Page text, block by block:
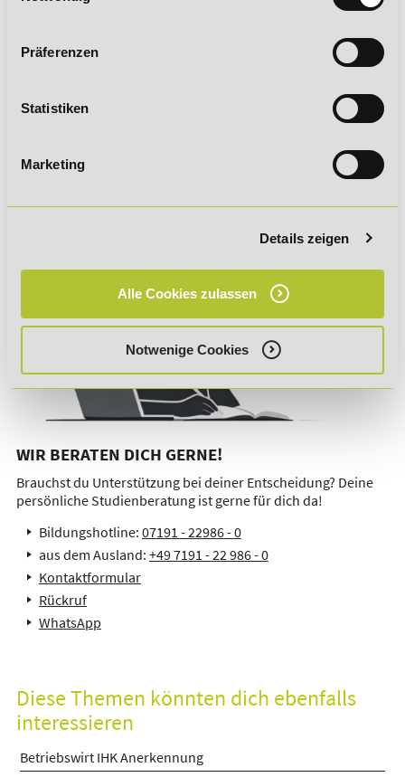
Präferenzen
Statistiken
Marketing
Details zeigen
Alle Cookies zulassen
Notwenige Cookies
Bildungsgutschein
WIR BERATEN DICH GERNE!
Brauchst du Unterstützung bei deiner Entscheidung? Deine
persönliche Studienberatung ist gerne für dich da!
Bildungshotline: 07191 - 22986 - 0
aus dem Ausland: +49 7191 - 22 986 - 0
Kontaktformular
Rückruf
WhatsApp
Diese Themen könnten dich ebenfalls
interessieren
Betriebswirt IHK Anerkennung